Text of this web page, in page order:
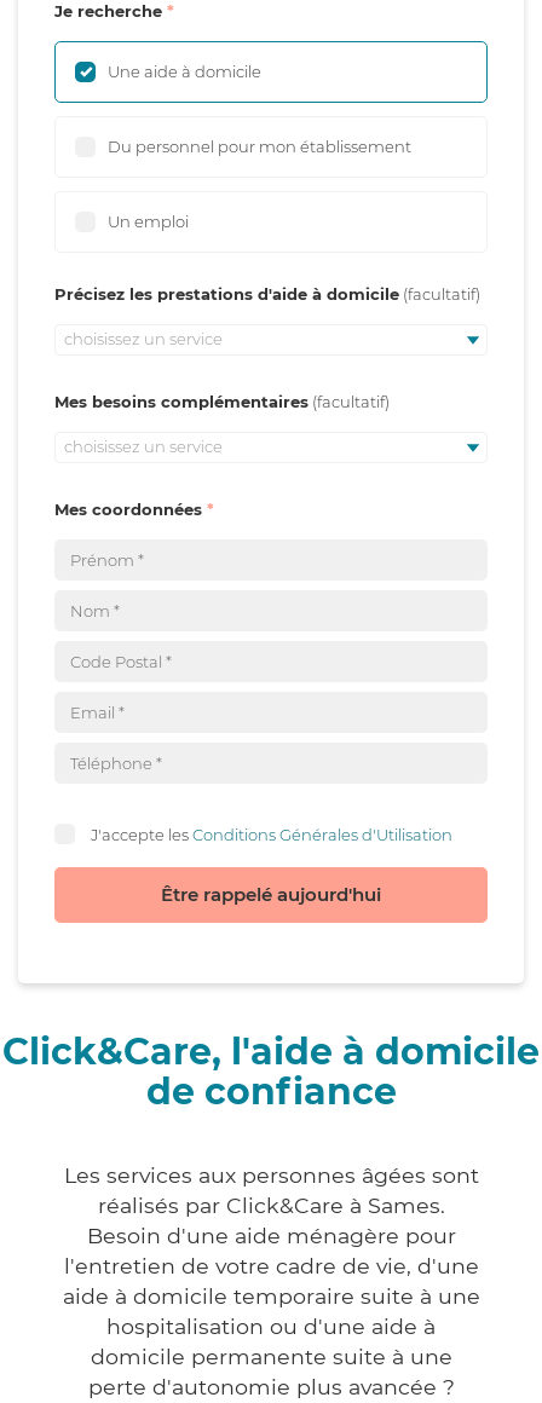
Je recherche
Une aide à domicile
Du personnel pour mon établissement
Un emploi
Précisez les prestations d'aide à domicile
choisissez un service
Mes besoins complémentaires
choisissez un service
Mes coordonnées
J'accepte lesConditions Générales d'Utilisation
Être rappelé aujourd'hui
Click&Care, l'aide à domicile
de confiance
Les services aux personnes âgées sont
réalisés par Click&Care à Sames.
Besoin d'une aide ménagère pour
l'entretien de votre cadre de vie, d'une
aide à domicile temporaire suite à une
hospitalisation ou d'une aide à
domicile permanente suite à une
perte d'autonomie plus avancée ?